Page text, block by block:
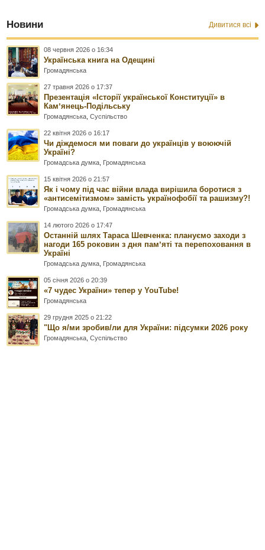
Новини Дивитися всі
08 червня 2026 о 16:34
Українська книга на Одещині
Громадянська
27 травня 2026 о 17:37
Презентація «Історії української Конституції» в
Камʼянець-Подільську
Громадянська ,Суспільство
22 квітня 2026 о 16:17
Чи діждемося ми поваги до українців у воюючій
Україні?
Громадська думка Громадянська
15 квітня 2026 о 21:57
Як і чому під час війни влада вирішила боротися з
«антисемітизмом» замість українофобії та рашизму?!
Громадська думка Громадянська
14 лютого 2026 о 17:47
Останній шлях Тараса Шевченка: плануємо заходи з
нагоди 165 роковин з дня памʼяті та перепоховання в
Україні
Громадська думка Громадянська
05 січня 2026 о 20:39
«7 чудес України» тепер у YouTube!
Громадянська
29 грудня 2025 о 21:22
"Що я/ми зробив/ли для України: підсумки 2026 року
Громадянська ,Суспільство